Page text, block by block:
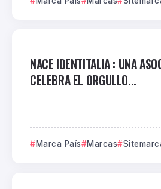
NACE IDENTITALIA : UNA
CELEBRA EL ORGULLO...
Marca País Marcas